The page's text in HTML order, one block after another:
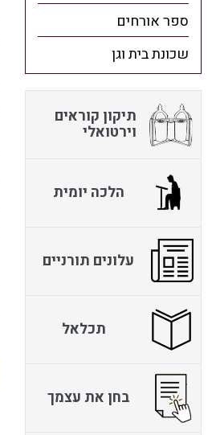
ספר אורחים
שכונת בית וגן
תיקון קוראים
וירטואלי
הלכה יומית
עלונים תורניים
תכלאל
בחן את עצמך